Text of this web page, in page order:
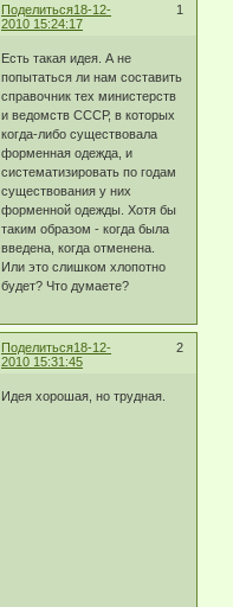
Поделиться 1
18-12-
2010 15:24:17
Есть такая идея. А не
попытаться ли нам составить
справочник тех министерств
и ведомств СССР, в которых
когда-либо существовала
форменная одежда, и
систематизировать по годам
существования у них
форменной одежды. Хотя бы
таким образом - когда была
введена, когда отменена.
Или это слишком хлопотно
будет? Что думаете?
Поделиться 2
18-12-
2010 15:31:45
Идея хорошая, но трудная.